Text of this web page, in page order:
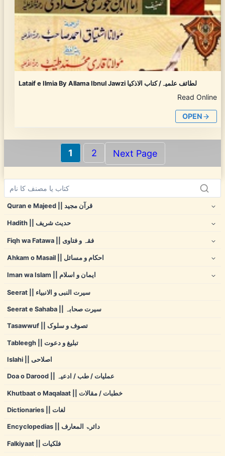
Lataif e Ilmia By Allama Ibnul Jawzi لطائف علمیہ/ کتاب الاذکیا
Read Online
OPEN
1 2 Next Page
Quran e Majeed || قرآن مجید
Hadith || حدیث شریف
Fiqh wa Fatawa || فقہ و فتاوی
Ahkam o Masail || احکام و مسائل
Iman wa Islam || ایمان و اسلام
Seerat || سیرت النبی و الانبیاء
Seerat e Sahaba || سیرت صحابہ
Tasawwuf || تصوف و سلوک
Tableegh || تبلیغ و دعوت
Islahi || اصلاحی
Doa o Darood || عملیات / طب / ادعیہ
Khutbaat o Maqalaat || خطبات / مقالات
Dictionaries || لغات
Encyclopedias || دائرۃ المعارف
Falkiyaat || فلکیات